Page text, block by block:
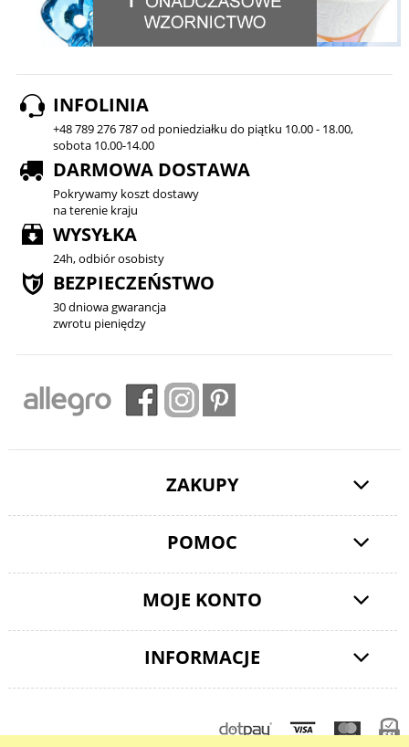
INFOLINIA
+48 789 276 787 od poniedziałku do piątku 10.00 - 18.00,
sobota 10.00-14.00
DARMOWA DOSTAWA
Pokrywamy koszt dostawy
na terenie kraju
WYSYŁKA
24h, odbiór osobisty
BEZPIECZEŃSTWO
30 dniowa gwarancja
zwrotu pieniędzy
ZAKUPY
POMOC
MOJE KONTO
INFORMACJE